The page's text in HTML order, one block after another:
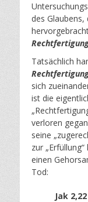
des
Tatsächlich
sich
ist die
verloren
seine
zur
einen
Tod:
Jak 2,22